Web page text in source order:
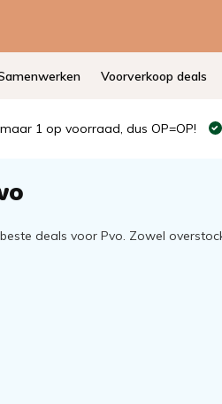
Voorverkoop deals
1 op voorraad, dus OP=OP!
deals voor Pvo. Zowel